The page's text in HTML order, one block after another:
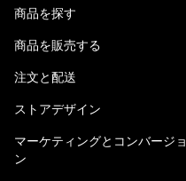
商品を探す
商品を販売する
注文と配送
ストアデザイン
マーケティングとコンバージョ
ン